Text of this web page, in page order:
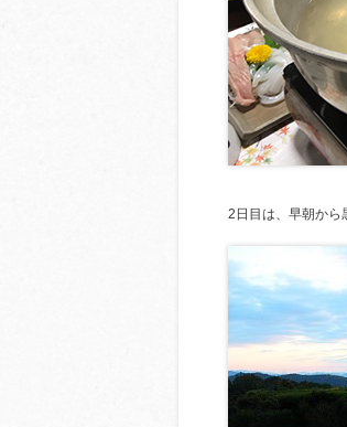
2日目は、早朝から